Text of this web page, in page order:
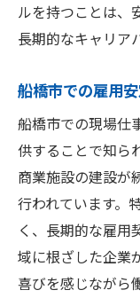
ルを持つことは、
長期的なキャリア
船橋市での雇用
船橋市での現場仕
供することで知ら
商業施設の建設が
行われています。
く、長期的な雇用
域に根ざした企業
喜びを感じながら